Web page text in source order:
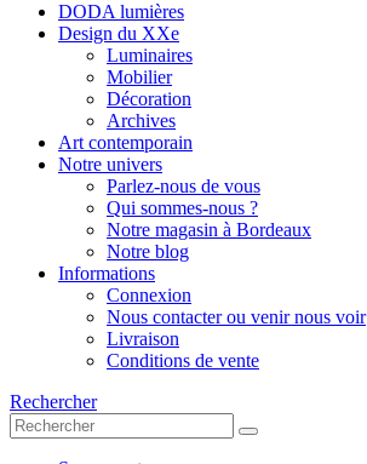
DODA lumières
Design du XXe
Luminaires
Mobilier
Décoration
Archives
Art contemporain
Notre univers
Parlez-nous de vous
Qui sommes-nous ?
Notre magasin à Bordeaux
Notre blog
Informations
Connexion
Nous contacter ou venir nous voir
Livraison
Conditions de vente
Rechercher